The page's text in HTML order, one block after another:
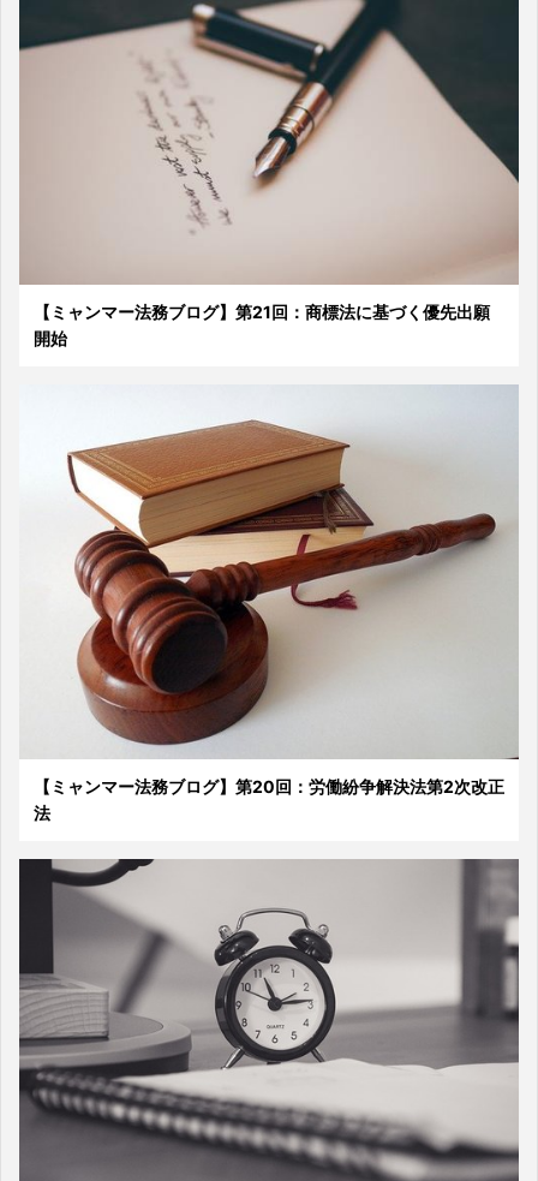
【ミャンマー法務ブログ】第21回：商標法に基づく優先出願
開始
【ミャンマー法務ブログ】第20回：労働紛争解決法第2次改正
法